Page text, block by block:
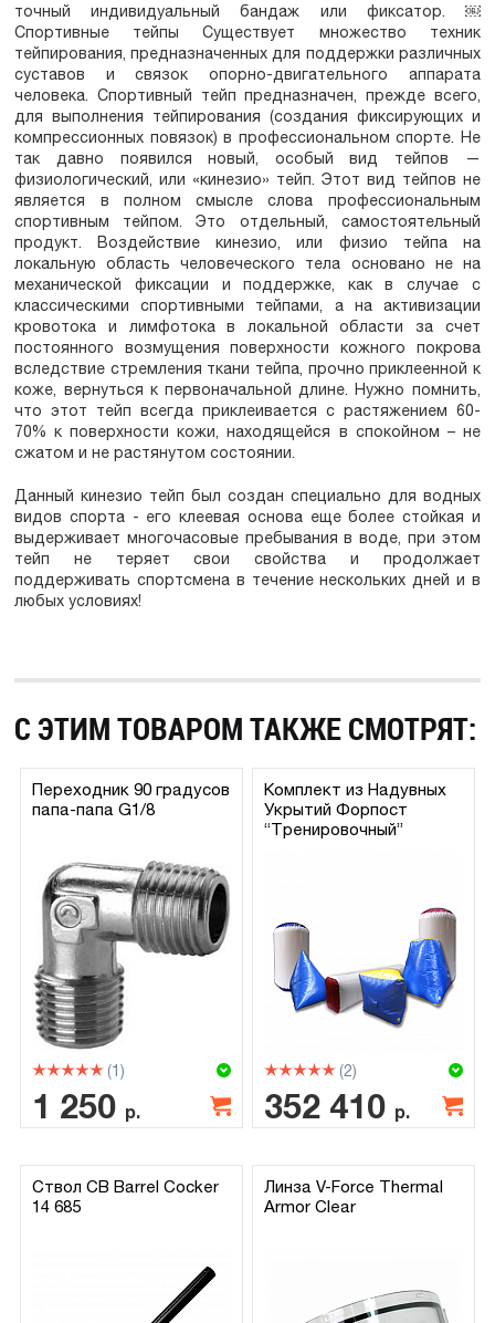
точный индивидуальный бандаж или фиксатор. ￼
Спортивные тейпы Существует множество техник
тейпирования, предназначенных для поддержки различных
суставов и связок опорно-двигательного аппарата
человека. Спортивный тейп предназначен, прежде всего,
для выполнения тейпирования (создания фиксирующих и
компрессионных повязок) в профессиональном спорте. Не
так давно появился новый, особый вид тейпов —
физиологический, или «кинезио» тейп. Этот вид тейпов не
является в полном смысле слова профессиональным
спортивным тейпом. Это отдельный, самостоятельный
продукт. Воздействие кинезио, или физио тейпа на
локальную область человеческого тела основано не на
механической фиксации и поддержке, как в случае с
классическими спортивными тейпами, а на активизации
кровотока и лимфотока в локальной области за счет
постоянного возмущения поверхности кожного покрова
вследствие стремления ткани тейпа, прочно приклеенной к
коже, вернуться к первоначальной длине. Нужно помнить,
что этот тейп всегда приклеивается с растяжением 60-
70% к поверхности кожи, находящейся в спокойном – не
сжатом и не растянутом состоянии.
Данный кинезио тейп был создан специально для водных
видов спорта - его клеевая основа еще более стойкая и
выдерживает многочасовые пребывания в воде, при этом
тейп не теряет свои свойства и продолжает
поддерживать спортсмена в течение нескольких дней и в
любых условиях!
С ЭТИМ ТОВАРОМ ТАКЖЕ СМОТРЯТ:
Переходник 90 градусов
папа-папа G1/8
(1)
1 250 р.
Комплект из Надувных
Укрытий Форпост
“Тренировочный”
(2)
352 410 р.
Ствол CB Barrel Cocker
14 685
Линза V-Force Thermal
Armor Clear